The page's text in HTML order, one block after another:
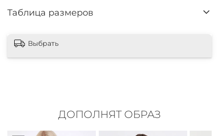
Таблица размеров
Выбрать
ДОПОЛНЯТ ОБРАЗ